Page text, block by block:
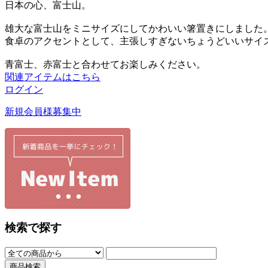
日本の心、富士山。
雄大な富士山をミニサイズにしてかわいい箸置きにしました
食卓のアクセントとして、主張しすぎないちょうどいいサイ
青富士、赤富士と合わせてお楽しみください。
関連アイテムはこちら
ログイン
新規会員様募集中
検索で探す